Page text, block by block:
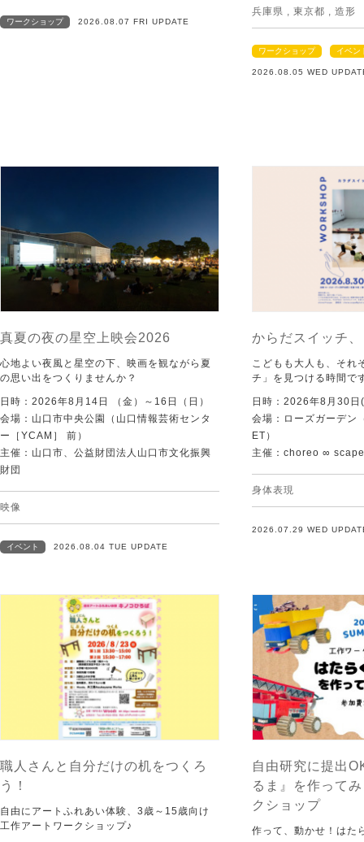
ワークショップ 2026.08.07 FRI UPDATE
兵庫県 東京都 造形
ワークショップ イベン
2026.08.05 WED
真夏の夜の星空上映会2026
心地よい夜風と星空の下、映画を観ながら夏
の思い出をつくりませんか？
日時：2026年8月14日 （金）～16日（日）
会場：山口市中央公園（山口情報芸術センタ
ー［YCAM］ 前）
主催：山口市、公益財団法人山口市文化振興
財団
映像
イベント 2026.08.04 TUE UPDATE
からだスイッチ
こどもも大人も、それ
チ」を見つける時間で
日時：2026年8月30日
会場：ローズガーデン
ET）
主催：choreo ∞ scape
身体表現
2026.07.29 WED
職人さんと自分だけの机をつくろ
う！
自由にアートふれあい体験、3歳～15歳向け
工作アートワークショップ♪
自由研究に提出
るま』を作って
クショップ
作って、動かせ！はた